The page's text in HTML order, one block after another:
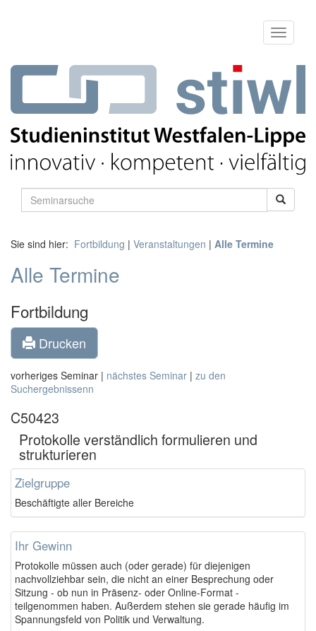
Sie sind hier: Fortbildung | Veranstaltungen | Alle Termine
Alle Termine
Fortbildung
Drucken
vorheriges Seminar | nächstes Seminar | zu den
Suchergebnissenn
C50423
Protokolle verständlich formulieren und
strukturieren
Zielgruppe
Beschäftigte aller Bereiche
Ihr Gewinn
Protokolle müssen auch (oder gerade) für diejenigen
nachvollziehbar sein, die nicht an einer Besprechung oder
Sitzung - ob nun in Präsenz- oder Online-Format -
teilgenommen haben. Außerdem stehen sie gerade häufig im
Spannungsfeld von Politik und Verwaltung.